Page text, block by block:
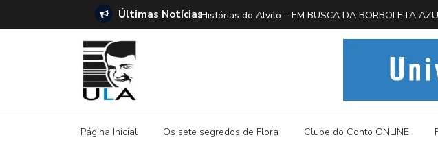
Últimas Notícias
E A DITADURA DIGITAL Histórias do Alvito – EM BUSCA DA BORBOLETA
Página Inicial Os sete segredos de Flora Clube do Conto ONLINE